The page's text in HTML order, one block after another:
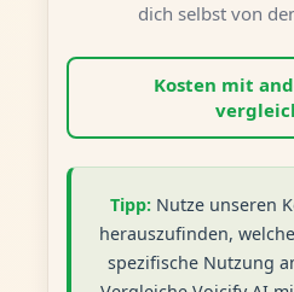
dich selbst von
Kosten mit
Tipp: Nutze unseren
herauszufinden,
spezifische Nutzung